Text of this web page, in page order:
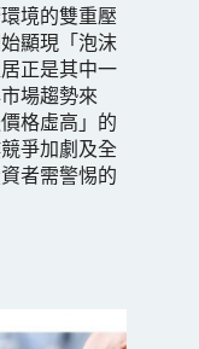
境的雙重壓
顯現「泡沫
正是其中一
場趨勢來
格虛高」的
爭加劇及全
者需警惕的